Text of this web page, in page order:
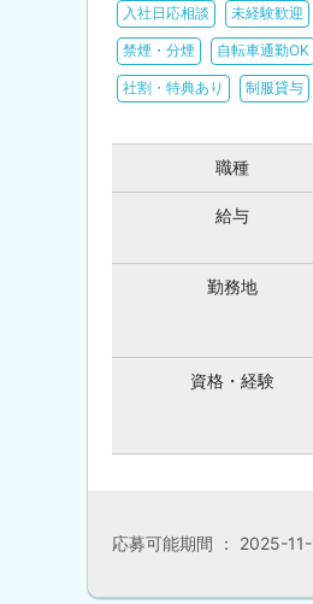
入社日応相談 未経験歓迎
禁煙・分煙 自転車通勤OK
社割・特典あり 制服貸与
職種
給与
勤務地
資格・経験
応募可能期間 ： 2025-